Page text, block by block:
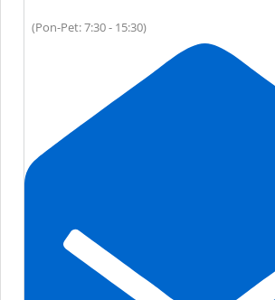
(Pon-Pet: 7:30 - 15:30)